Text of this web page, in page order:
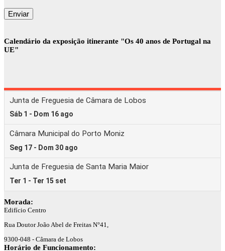
Calendário da exposição itinerante "Os 40 anos de Portugal na
UE"
Morada:
Edifício Centro
Rua Doutor João Abel de Freitas N°41,
9300-048 - Câmara de Lobos
Horário de Funcionamento: